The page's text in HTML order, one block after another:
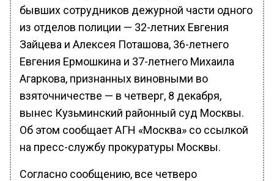
бывших сотрудников дежурной части одного
из отделов полиции — 32-летних Евгения
Зайцева и Алексея Поташова, 36-летнего
Евгения Ермошкина и 37-летнего Михаила
Агаркова, признанных виновными во
взяточничестве — в четверг, 8 декабря,
вынес Кузьминский районный суд Москвы.
Об этом сообщает АГН «Москва» со ссылкой
на пресс-службу прокуратуры Москвы.
Согласно сообщению, все четверо